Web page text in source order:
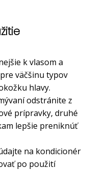
k vlasom a
väčšinu typov
hlavy.
odstránite z
prípravky, druhé
lepšie preniknúť
na kondicionér
po použití